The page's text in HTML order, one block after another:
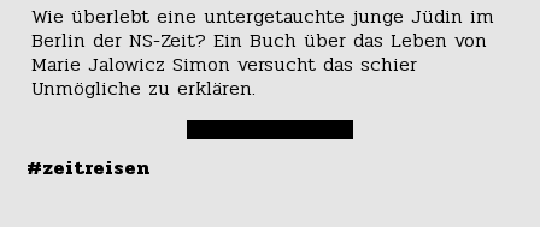
Wie überlebt eine untergetauchte junge Jüdin im
Berlin der NS-Zeit? Ein Buch über das Leben von
Marie Jalowicz Simon versucht das schier
Unmögliche zu erklären.
#zeitreisen